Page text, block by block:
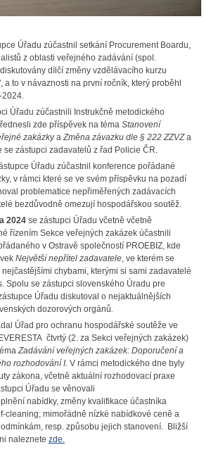
Úřadu zúčastnil setkání Procurement Boardu,
z oblasti veřejného zadávání (spol.
dílčí změny vzdělávacího kurzu
a to v návaznosti na první ročník, který proběhl
2024.
Úřadu zúčastnili Instrukčně metodického
zde příspěvek na téma Stanovení
zakázkyaZměna závazku dle § 222 ZZVZa
se zástupci zadavatelů z řad Policie ČR.
Úřadu zúčastnil konference pořádané
v rámci které se ve svém příspěvku na pozadí
problematice nepřiměřených zadávacích
bezdůvodně omezují hospodářskou soutěž.
2024 se zástupci Úřadu včetně včetně
řízením Sekce veřejných zakázek účastnili
v Ostravě společností PROEBIZ, kde
Největší nepřítel zadavatele, ve kterém se
chybami, kterými si sami zadavatelé
Spolu se zástupci slovenského Úradu pre
Úřadu diskutoval o nejaktuálnějších
dozorových orgánů.
Úřad pro ochranu hospodářské soutěže ve
čtvrtý (2. za Sekci veřejných zakázek)
Zadávání veřejných zakázek: Doporučení a
rozhodování I. V rámci metodického dne byly
zákona, včetně aktuální rozhodovací praxe
Úřadu se věnovali
nabídky, změny kvalifikace účastníka
cleaning; mimořádně nízké nabídkové ceně a
resp. způsobu jejich stanovení. Bližší
naleznete zde.